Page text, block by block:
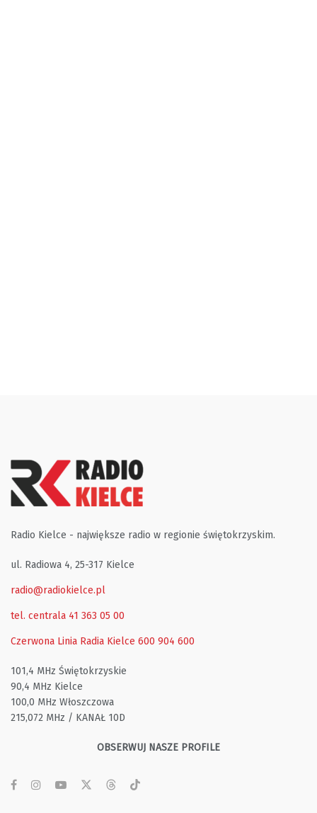
Radio Kielce - największe radio w regionie świętokrzyskim.
ul. Radiowa 4, 25-317 Kielce
radio@radiokielce.pl
tel. centrala 41 363 05 00
Czerwona Linia Radia Kielce 600 904 600
101,4 MHz Świętokrzyskie
90,4 MHz Kielce
100,0 MHz Włoszczowa
215,072 MHz / KANAŁ 10D
OBSERWUJ NASZE PROFILE